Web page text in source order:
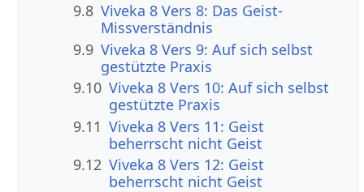
9.8 Viveka 8 Vers 8: Das Geist-
Missverständnis
9.9 Viveka 8 Vers 9: Auf sich selbst
gestützte Praxis
9.10 Viveka 8 Vers 10: Auf sich selbst
gestützte Praxis
9.11 Viveka 8 Vers 11: Geist
beherrscht nicht Geist
9.12 Viveka 8 Vers 12: Geist
beherrscht nicht Geist